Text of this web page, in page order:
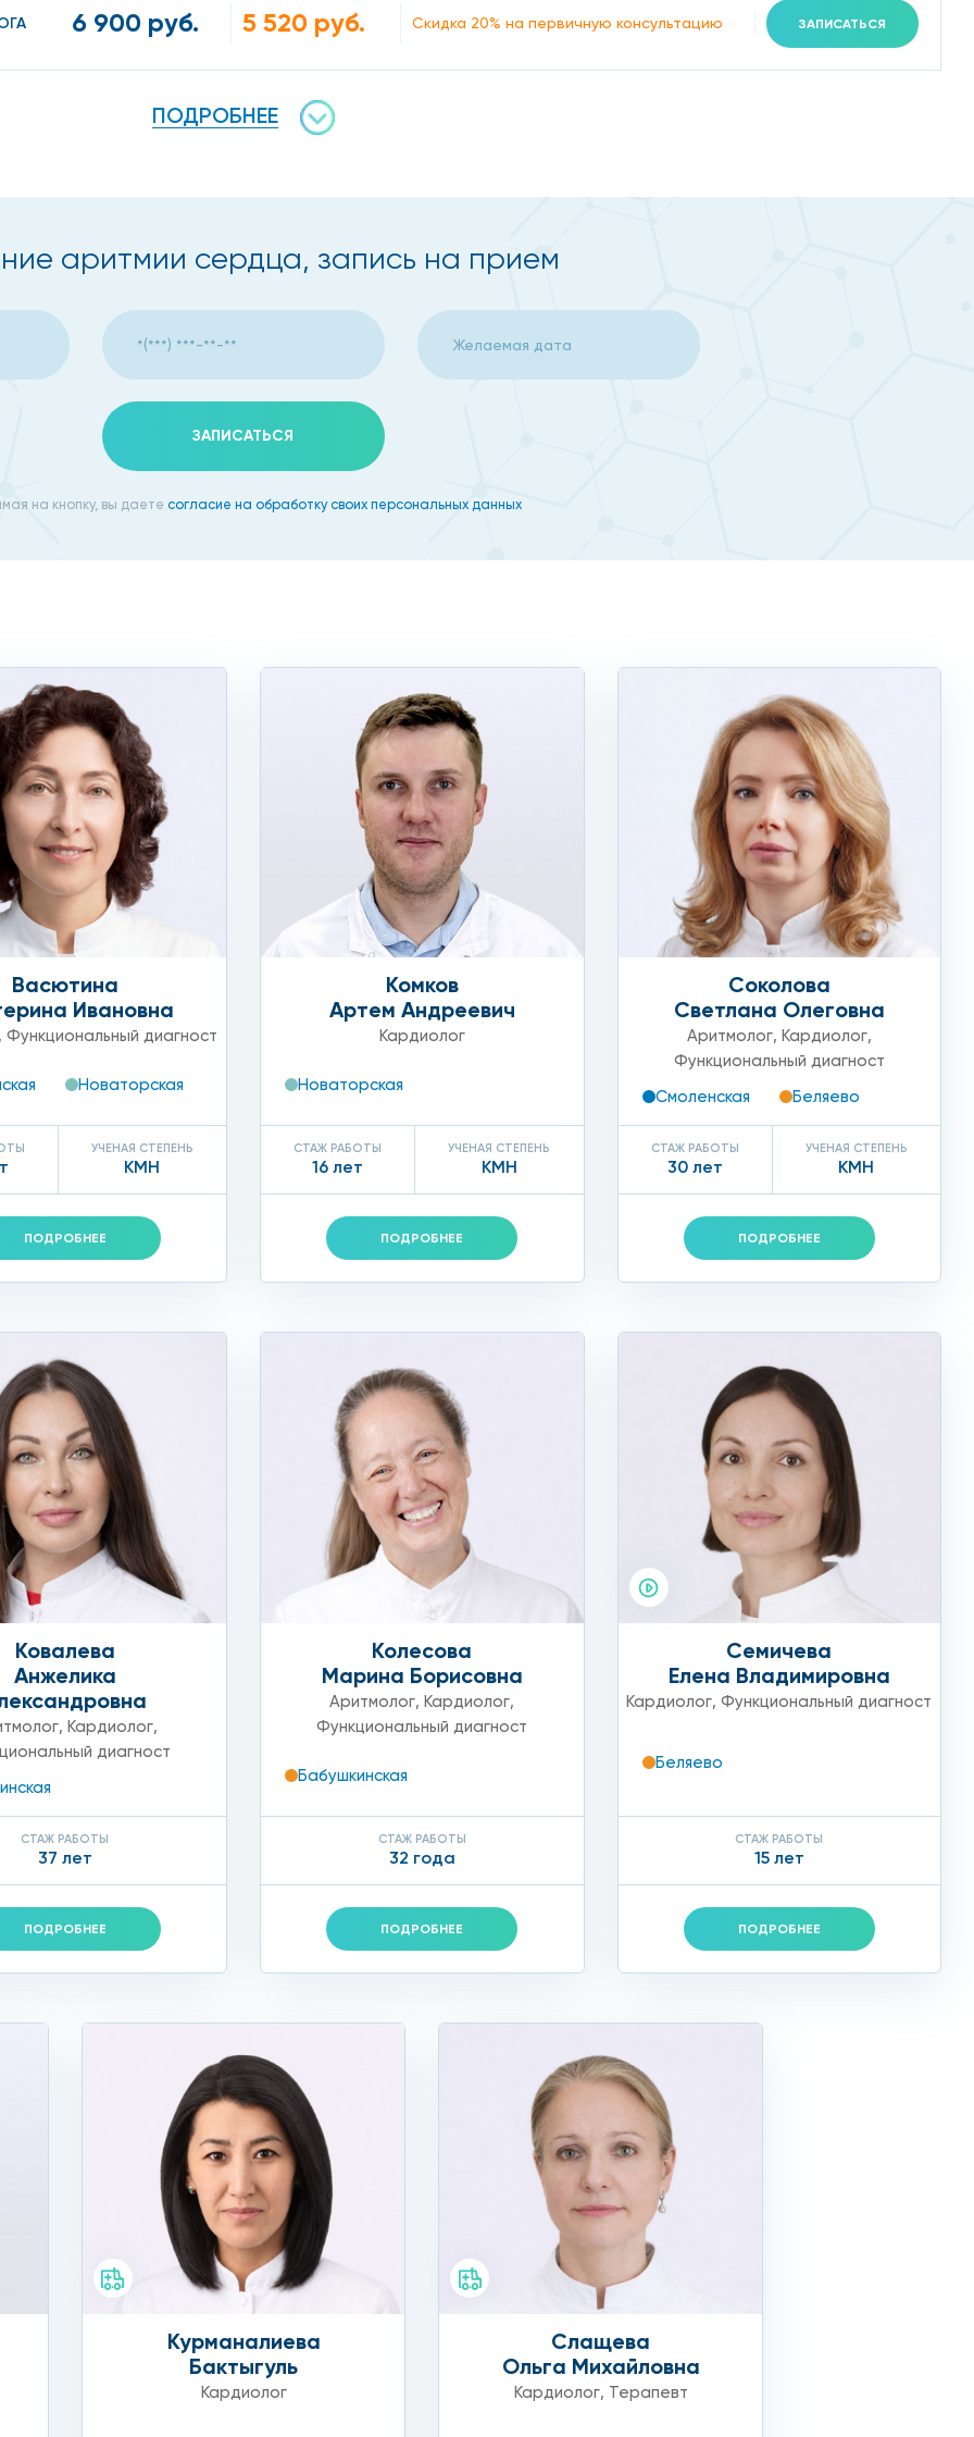
нерегулярное сердцебиение, внезапные учащенные приступы вплоть до 200 ударов в минуту);
на основании жалоб больного и различных исследований:
фармакологические).
диагностики аритмии можно в любой клинике сети «Столица».
и тяжести состояния больного. Так, если нарушения ритма не связаны с кардиопатологией, проводят
вызвавшие аритмию. Например, при заболевании нейрогенной этиологии назначают противострессовую
нарушениях отменяют прием препаратов, вызвавших сбои в работе сердца. Лечение аритмии
синдрома (так называемые симпатозависимые нарушения).
то потребуется медикаментозная терапия. Пациенту назначают противоаритмические препараты,
себя:
медикаментозной терапии требуется вмешательство кардиохирурга. К хирургическим
вызвана пороками сердца, аневризмой и т. д.
помощи которых вы можете прибегнуть, обратившись в нашу сеть клиник.
6 900 руб. 5 520 руб. Скидка 20% на первичную консультацию ЗАПИСАТЬСЯ
ПОДРОБНЕЕ
аритмии сердца, запись на прием
ЗАПИСАТЬСЯ
на кнопку, вы даете согласие на обработку своих персональных данных
Васютина
Ивановна
,Функциональный диагност
Новаторская
УЧЕНАЯ СТЕПЕНЬ
КМН
ПОДРОБНЕЕ
Комков
Артем Андреевич
Кардиолог
Новаторская
СТАЖ РАБОТЫ
16 лет
УЧЕНАЯ СТЕПЕНЬ
КМН
ПОДРОБНЕЕ
Соколова
Светлана Олеговна
Аритмолог, Кардиолог,
Функциональный диагност
Смоленская
Беляево
СТАЖ РАБОТЫ
30 лет
УЧЕНАЯ СТЕПЕНЬ
КМН
ПОДРОБНЕЕ
Ковалева
Анжелика
, Кардиолог,
диагност
СТАЖ РАБОТЫ
37 лет
ПОДРОБНЕЕ
Колесова
Марина Борисовна
Аритмолог, Кардиолог,
Функциональный диагност
Бабушкинская
СТАЖ РАБОТЫ
32 года
ПОДРОБНЕЕ
Семичева
Елена Владимировна
Кардиолог,Функциональный диагност
Беляево
СТАЖ РАБОТЫ
15 лет
ПОДРОБНЕЕ
Курманалиева
Бактыгуль
Кардиолог
Слащева
Ольга Михайловна
Кардиолог, Терапевт